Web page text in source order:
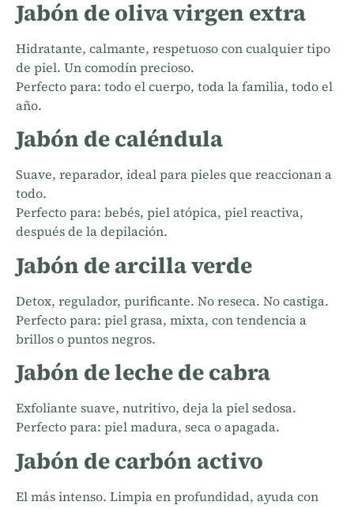
Jabón de oliva virgen extra
Hidratante, calmante, respetuoso con cualquier tipo
de piel. Un comodín precioso.
Perfecto para: todo el cuerpo, toda la familia, todo el
año.
Jabón de caléndula
Suave, reparador, ideal para pieles que reaccionan a
todo.
Perfecto para: bebés, piel atópica, piel reactiva,
después de la depilación.
Jabón de arcilla verde
Detox, regulador, purificante. No reseca. No castiga.
Perfecto para: piel grasa, mixta, con tendencia a
brillos o puntos negros.
Jabón de leche de cabra
Exfoliante suave, nutritivo, deja la piel sedosa.
Perfecto para: piel madura, seca o apagada.
Jabón de carbón activo
El más intenso. Limpia en profundidad, ayuda con